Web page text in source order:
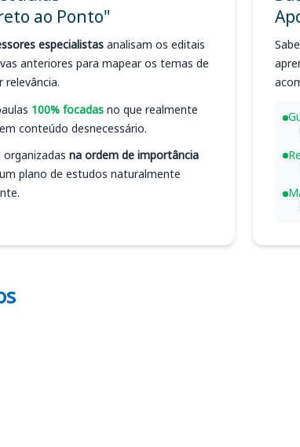
ao Ponto"
especialistas analisam os editais
anteriores para mapear os temas de
relevância.
100% focadas no que realmente
conteúdo desnecessário.
organizadas na ordem de importância
plano de estudos naturalmente